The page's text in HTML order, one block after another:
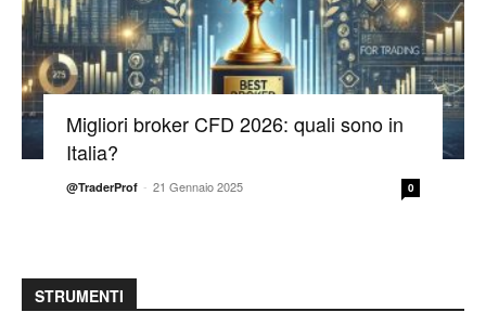
Migliori broker CFD 2026: quali sono in
Italia?
@TraderProf - 21 Gennaio 2025 0
STRUMENTI